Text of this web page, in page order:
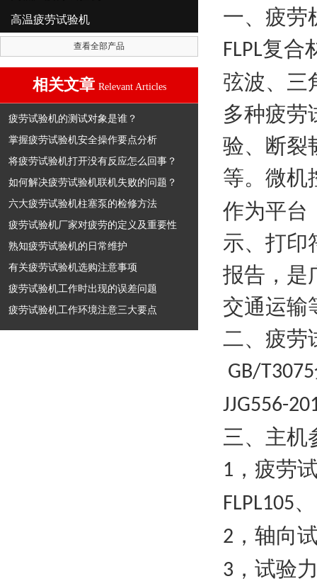
高温疲劳试验机
查看全部产品
相关文章 Relevant Articles
疲劳试验机的测试对象是谁？
掌握疲劳试验机安全操作要点分析
将疲劳试验机打开没有反应怎么回事？
如何解决疲劳试验机联机失败的问题？
六大疲劳试验机柱塞泵的检修方法
疲劳试验机厂家对疲劳的定义及重要性
熟知疲劳试验机的日常维护
有关疲劳试验机选购注意事项
疲劳试验机工作时出现的误差问题
疲劳试验机工作环境注意三大要点
一、疲劳
FLPL复合
弦波、三
多种疲劳
验、断裂
等。微机
作为平台
示、打印
报告，是
交通运输
二、疲劳
GB/T3075
JJG556-
三、主机
1 ，疲劳
FLPL105、
2 ，轴向
3 ，试验